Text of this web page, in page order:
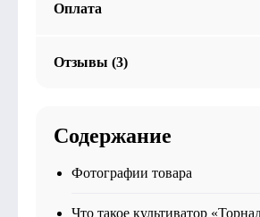
Оплата
Отзывы (3)
Содержание
Фотографии товара
Что такое культиватор